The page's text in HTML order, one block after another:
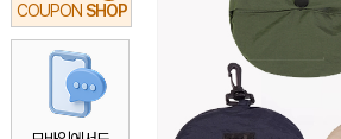
COUPON SHOP